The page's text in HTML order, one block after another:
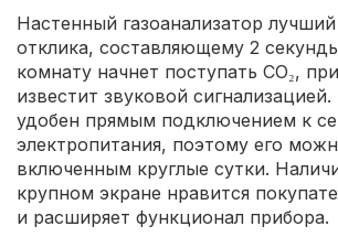
Настенный газоанализатор
отклика, составляющему 2
комнату начнет поступать CO₂,
известит звуковой
удобен прямым подключением к
электропитания, поэтому его
включенным круглые сутки.
крупном экране нравится
и расширяет функционал прибора.